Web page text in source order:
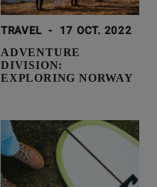
TRAVEL - 17 OCT. 2022
ADVENTURE
DIVISION:
EXPLORING NORWAY